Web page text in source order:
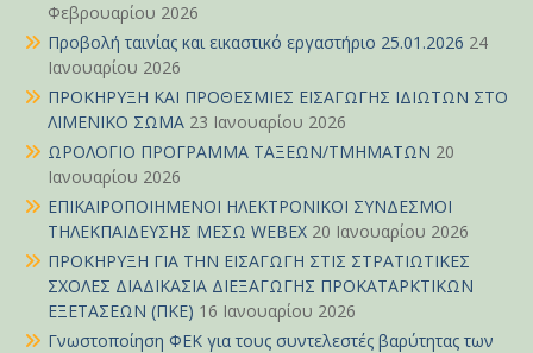
Φεβρουαρίου 2026
Προβολή ταινίας και εικαστικό εργαστήριο 25.01.2026 24
Ιανουαρίου 2026
ΠΡΟΚΗΡΥΞΗ ΚΑΙ ΠΡΟΘΕΣΜΙΕΣ ΕΙΣΑΓΩΓΗΣ ΙΔΙΩΤΩΝ ΣΤΟ
ΛΙΜΕΝΙΚΟ ΣΩΜΑ 23 Ιανουαρίου 2026
ΩΡΟΛΟΓΙΟ ΠΡΟΓΡΑΜΜΑ ΤΑΞΕΩΝ/ΤΜΗΜΑΤΩΝ 20
Ιανουαρίου 2026
ΕΠΙΚΑΙΡΟΠΟΙΗΜΕΝΟΙ ΗΛΕΚΤΡΟΝΙΚΟΙ ΣΥΝΔΕΣΜΟΙ
ΤΗΛΕΚΠΑΙΔΕΥΣΗΣ ΜΕΣΩ WEBEX 20 Ιανουαρίου 2026
ΠΡΟΚΗΡΥΞΗ ΓΙΑ ΤΗΝ ΕΙΣΑΓΩΓΗ ΣΤΙΣ ΣΤΡΑΤΙΩΤΙΚΕΣ
ΣΧΟΛΕΣ ΔΙΑΔΙΚΑΣΙΑ ΔΙΕΞΑΓΩΓΗΣ ΠΡΟΚΑΤΑΡΚΤΙΚΩΝ
ΕΞΕΤΑΣΕΩΝ (ΠΚΕ) 16 Ιανουαρίου 2026
Γνωστοποίηση ΦΕΚ για τους συντελεστές βαρύτητας των